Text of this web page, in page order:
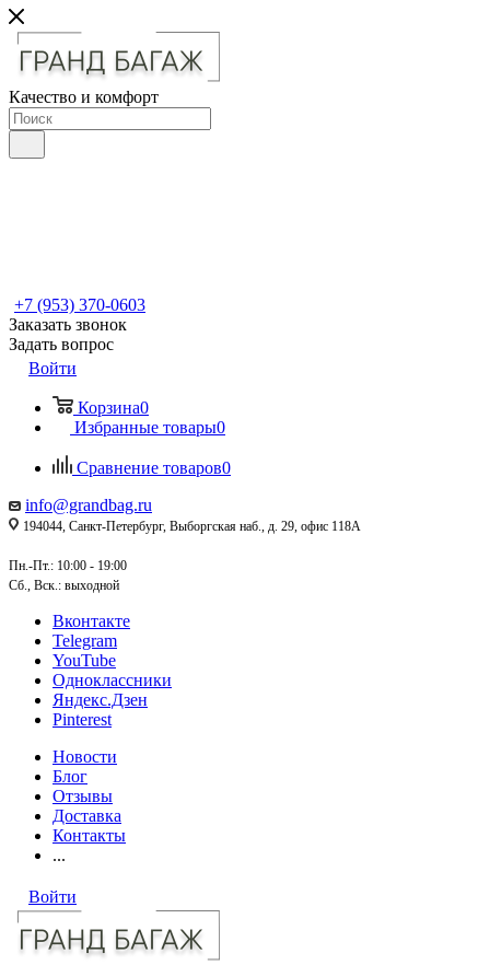
Качество и комфорт
+7 (953) 370-0603
Заказать звонок
Задать вопрос
Войти
Корзина0
Избранные товары0
Сравнение товаров0
info@grandbag.ru
194044, Санкт-Петербург, Выборгская наб., д. 29, офис 118А
Пн.-Пт.: 10:00 - 19:00
Сб., Вск.: выходной
Вконтакте
Telegram
YouTube
Одноклассники
Яндекс.Дзен
Pinterest
Новости
Блог
Отзывы
Доставка
Контакты
...
Войти